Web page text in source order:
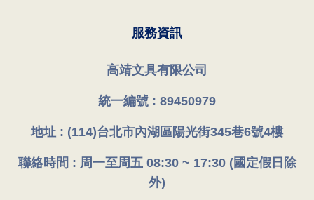
服務資訊
高靖文具有限公司
統一編號 : 89450979
地址 : (114)台北市內湖區陽光街345巷6號4樓
聯絡時間 : 周一至周五 08:30 ~ 17:30 (國定假日除
外)